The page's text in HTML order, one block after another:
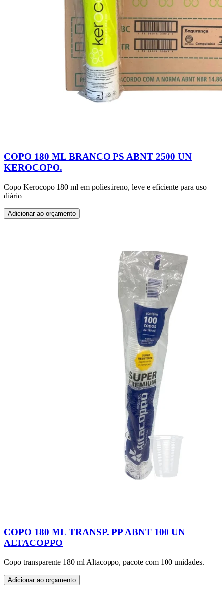
COPO 180 ML BRANCO PS ABNT 2500 UN
KEROCOPO.
Copo Kerocopo 180 ml em poliestireno, leve e eficiente para uso
diário.
Adicionar ao orçamento
COPO 180 ML TRANSP. PP ABNT 100 UN
ALTACOPPO
Copo transparente 180 ml Altacoppo, pacote com 100 unidades.
Adicionar ao orçamento